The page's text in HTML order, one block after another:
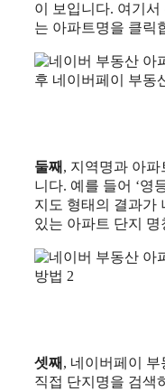
이 보입니다. 여기
는 아파트명을 클릭
둘째 , 지역명과 아
니다. 예를 들어 ‘영
지도 형태의 결과가
있는 아파트 단지
셋째 , 네이버페이 부
직접 단지명을 검색